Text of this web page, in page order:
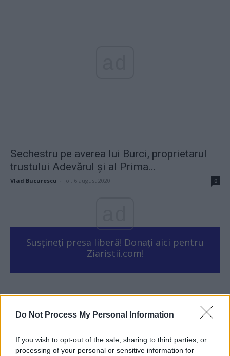
Do Not Process My Personal Information
If you wish to opt-out of the sale, sharing to third parties, or
processing of your personal or sensitive information for
Sechestru pe averea lui Burci, proprietarul
trustului Adevărul și al Prima...
Vlad Bucurescu joi, 6 august 2020 0
Susțineți presa liberă! Donați aici pentru
Ziaristii.com!
20.26 Lupta politicii românești cu prezentul